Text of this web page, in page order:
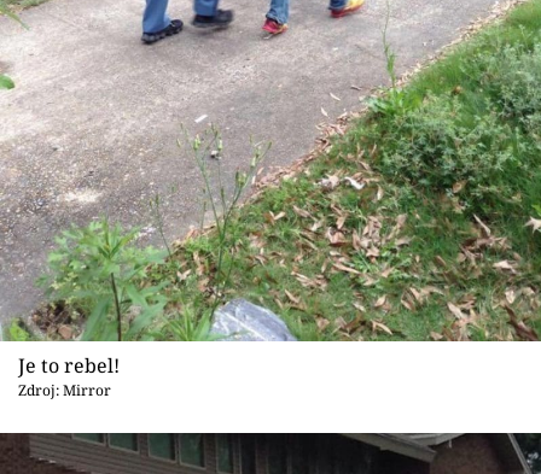
Videa
Sledujte prima+
Přihlášení
Sledujte nás
Je to rebel!
Zdroj: Mirror